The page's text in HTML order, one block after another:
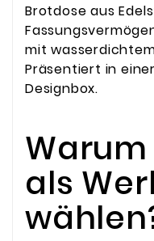
Brotdose aus
mit
Präsentiert in
Designbox.
als